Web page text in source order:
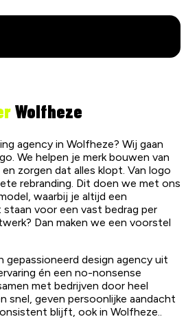
Wolfheze
agency in Wolfheze? Wij gaan
We helpen je merk bouwen van
zorgen dat alles klopt. Van logo
rebranding. Dit doen we met ons
waarbij je altijd een
staan voor een vast bedrag per
Dan maken we een voorstel
gepassioneerd design agency uit
én een no-nonsense
met bedrijven door heel
snel, geven persoonlijke aandacht
blijft, ook in Wolfheze..